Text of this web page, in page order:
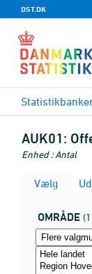
DST.DK
AUK01:
Enhed : Antal
Vælg
OMRÅDE